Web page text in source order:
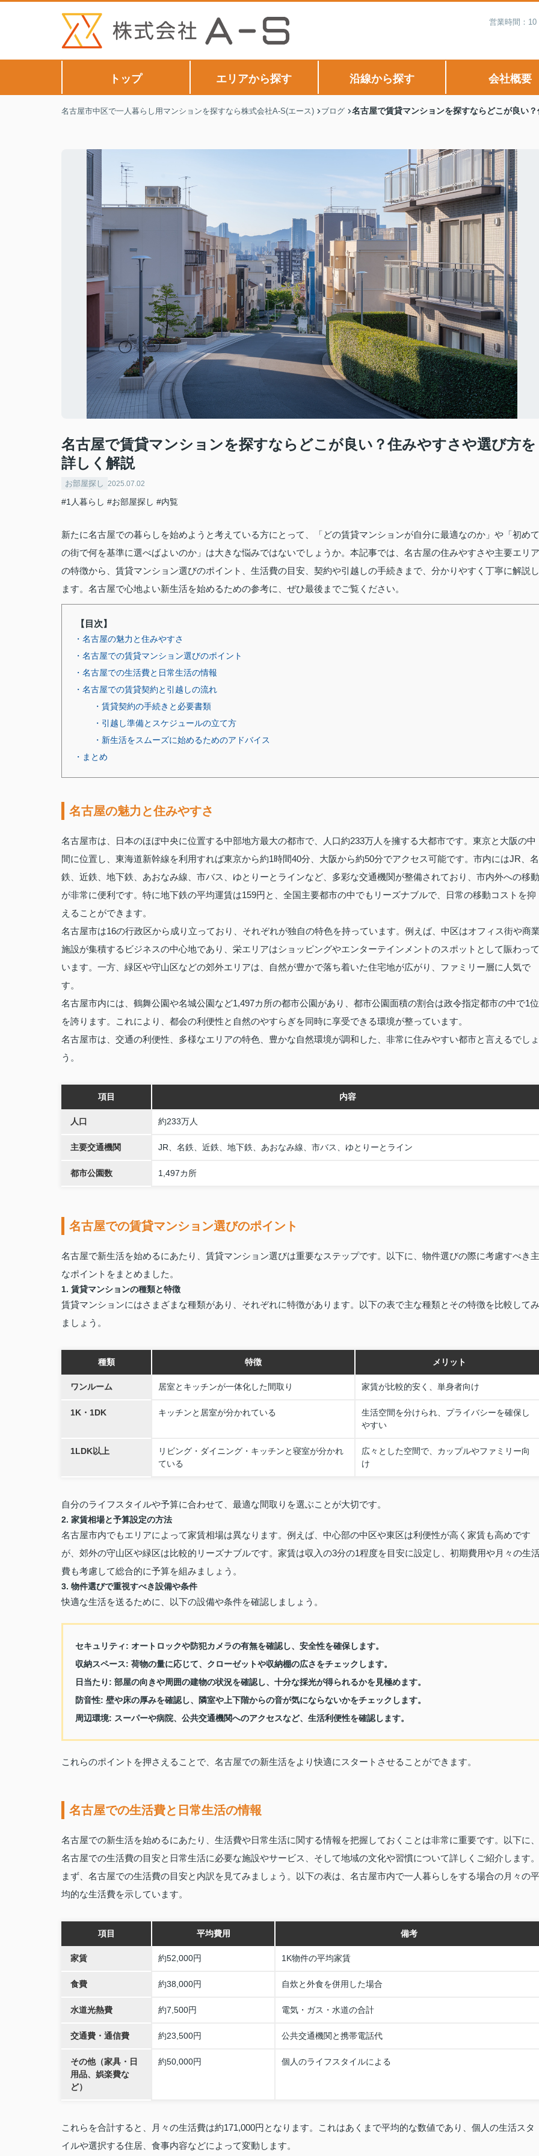
営業時間：
トップ エリアから探す 沿線から探す 会社概要
名古屋市中区で一人暮らし用マンションを探すなら株式会社A-S(エース) ブログ 名古屋で賃貸マンションを探すならどこが良い
名古屋で賃貸マンションを探すならどこが良い？住みやすさや選び方を
詳しく解説
お部屋探し 2025.07.02
#1人暮らし #お部屋探し #内覧
新たに名古屋での暮らしを始めようと考えている方にとって、「どの賃貸マンションが自分に最適なのか」や「初めて
の街で何を基準に選べばよいのか」は大きな悩みではないでしょうか。本記事では、名古屋の住みやすさや主要エリア
の特徴から、賃貸マンション選びのポイント、生活費の目安、契約や引越しの手続きまで、分かりやすく丁寧に解説し
ます。名古屋で心地よい新生活を始めるための参考に、ぜひ最後までご覧ください。
【目次】
・名古屋の魅力と住みやすさ
・名古屋での賃貸マンション選びのポイント
・名古屋での生活費と日常生活の情報
・名古屋での賃貸契約と引越しの流れ
・賃貸契約の手続きと必要書類
・引越し準備とスケジュールの立て方
・新生活をスムーズに始めるためのアドバイス
・まとめ
名古屋の魅力と住みやすさ
名古屋市は、日本のほぼ中央に位置する中部地方最大の都市で、人口約233万人を擁する大都市です。東京と大阪の中
間に位置し、東海道新幹線を利用すれば東京から約1時間40分、大阪から約50分でアクセス可能です。市内にはJR、名
鉄、近鉄、地下鉄、あおなみ線、市バス、ゆとりーとラインなど、多彩な交通機関が整備されており、市内外への移動
が非常に便利です。特に地下鉄の平均運賃は159円と、全国主要都市の中でもリーズナブルで、日常の移動コストを抑
えることができます。
名古屋市は16の行政区から成り立っており、それぞれが独自の特色を持っています。例えば、中区はオフィス街や商
施設が集積するビジネスの中心地であり、栄エリアはショッピングやエンターテインメントのスポットとして賑わって
います。一方、緑区や守山区などの郊外エリアは、自然が豊かで落ち着いた住宅地が広がり、ファミリー層に人気で
す。
名古屋市内には、鶴舞公園や名城公園など1,497カ所の都市公園があり、都市公園面積の割合は政令指定都市の中で1位
を誇ります。これにより、都会の利便性と自然のやすらぎを同時に享受できる環境が整っています。
名古屋市は、交通の利便性、多様なエリアの特色、豊かな自然環境が調和した、非常に住みやすい都市と言えるでしょ
う。
項目 内容
人口 約233万人
主要交通機関 JR、名鉄、近鉄、地下鉄、あおなみ線、市バス、ゆとりーとライン
都市公園数 1,497カ所
名古屋での賃貸マンション選びのポイント
名古屋で新生活を始めるにあたり、賃貸マンション選びは重要なステップです。以下に、物件選びの際に考慮すべき主
なポイントをまとめました。
1. 賃貸マンションの種類と特徴
賃貸マンションにはさまざまな種類があり、それぞれに特徴があります。以下の表で主な種類とその特徴を比較してみ
ましょう。
種類 特徴 メリット
ワンルーム 居室とキッチンが一体化した間取り 家賃が比較的安く、単身者向け
1K・1DK キッチンと居室が分かれている
生活空間を分けられ、プライバシーを確保し
やすい
1LDK以上
リビング・ダイニング・キッチンと寝室が分かれ
ている
広々とした空間で、カップルやファミリー向
け
自分のライフスタイルや予算に合わせて、最適な間取りを選ぶことが大切です。
2. 家賃相場と予算設定の方法
名古屋市内でもエリアによって家賃相場は異なります。例えば、中心部の中区や東区は利便性が高く家賃も高めです
が、郊外の守山区や緑区は比較的リーズナブルです。家賃は収入の3分の1程度を目安に設定し、初期費用や月々の生
費も考慮して総合的に予算を組みましょう。
3. 物件選びで重視すべき設備や条件
快適な生活を送るために、以下の設備や条件を確認しましょう。
セキュリティ: オートロックや防犯カメラの有無を確認し、安全性を確保します。
収納スペース: 荷物の量に応じて、クローゼットや収納棚の広さをチェックします。
日当たり : 部屋の向きや周囲の建物の状況を確認し、十分な採光が得られるかを見極めます。
防音性: 壁や床の厚みを確認し、隣室や上下階からの音が気にならないかをチェックします。
周辺環境: スーパーや病院、公共交通機関へのアクセスなど、生活利便性を確認します。
これらのポイントを押さえることで、名古屋での新生活をより快適にスタートさせることができます。
名古屋での生活費と日常生活の情報
名古屋での新生活を始めるにあたり、生活費や日常生活に関する情報を把握しておくことは非常に重要です。以下に、
名古屋での生活費の目安と日常生活に必要な施設やサービス、そして地域の文化や習慣について詳しくご紹介します。
まず、名古屋での生活費の目安と内訳を見てみましょう。以下の表は、名古屋市内で一人暮らしをする場合の月々の平
均的な生活費を示しています。
項目 平均費用 備考
家賃 約52,000円 1K物件の平均家賃
食費 約38,000円 自炊と外食を併用した場合
水道光熱費 約7,500円 電気・ガス・水道の合計
交通費・通信費 約23,500円 公共交通機関と携帯電話代
その他（家具・日
用品、娯楽費な
ど）
約50,000円 個人のライフスタイルによる
これらを合計すると、月々の生活費は約171,000円となります。これはあくまで平均的な数値であり、個人の生活スタ
イルや選択する住居、食事内容などによって変動します。